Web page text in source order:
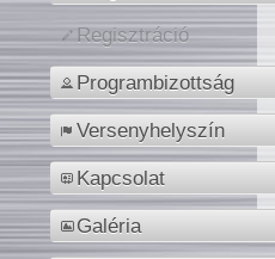
Regisztráció
Programbizottság
Versenyhelyszín
Kapcsolat
Galéria